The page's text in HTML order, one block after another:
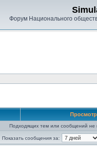
Форум Национального
Подходящих тем или сообщений не
Показать сообщения за: